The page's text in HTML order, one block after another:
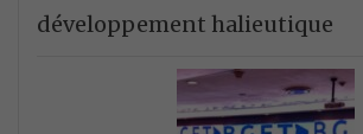
développement halieutique